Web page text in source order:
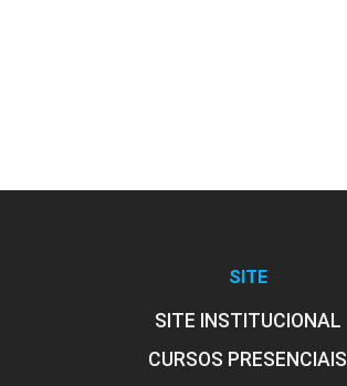
Manteiga, Iogurte e Ovos
SITE
SITE INSTITUCIONAL
CURSOS PRESENCIAIS